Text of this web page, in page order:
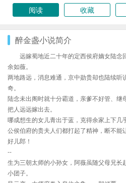
阅读
收藏
醉金盏小说简介
远嫁蜀地近二十年的定西侯府嫡女陆念
余如薇。
两地路远，消息难通，京中勋贵却也陆续听
奇。
陆念未出阁时就十分霸道，亲爹不好管、继
把人远远嫁出去。
哪成想生的女儿青出于蓝，克得余家上下几
公侯伯府的贵夫人们都打起了精神，断不能
好儿郎！
--
生为三朝太师的小孙女，阿薇虽随父母兄长
小团子。